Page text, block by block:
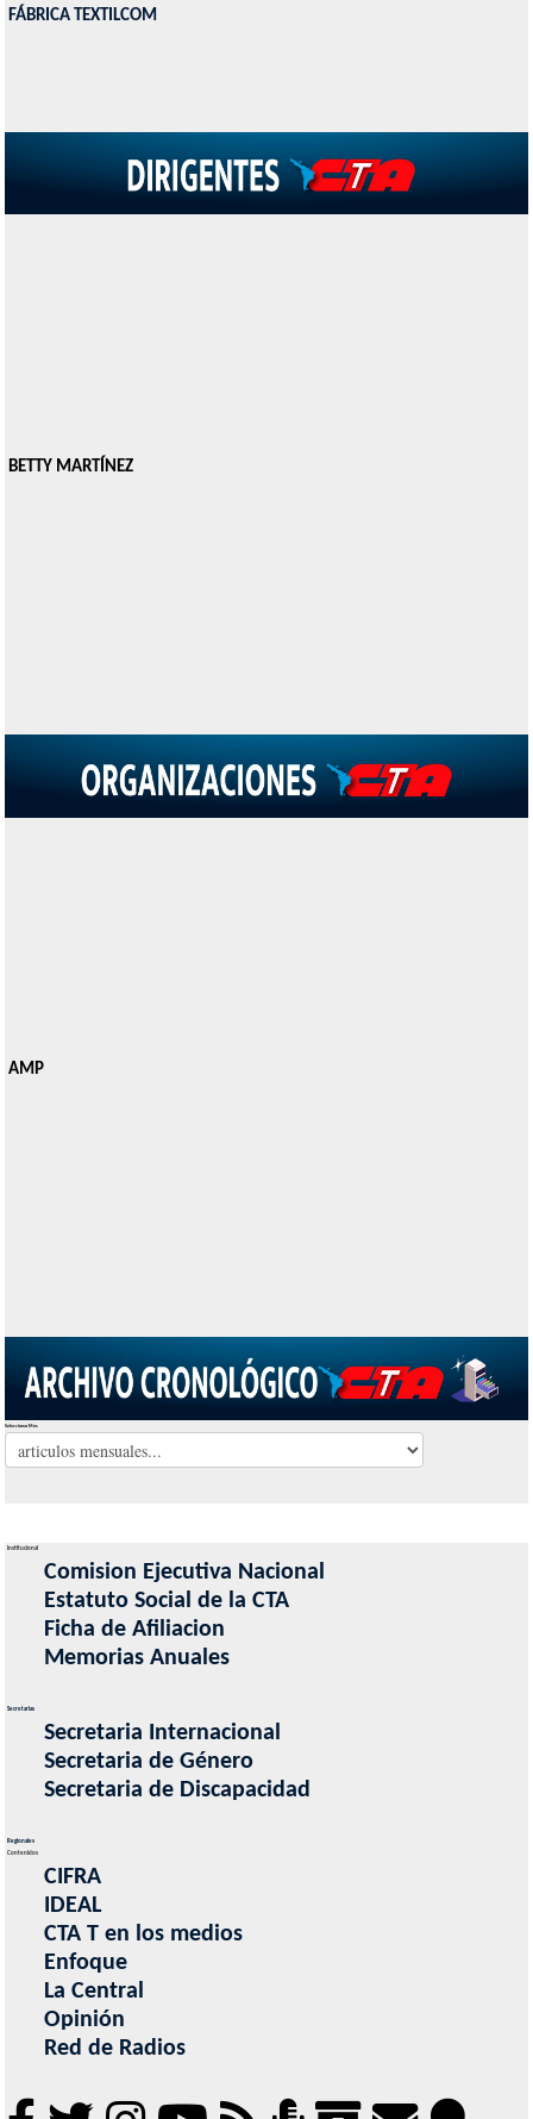
FÁBRICA TEXTILCOM
BETTY MARTÍNEZ
AMP
Seleccionar Mes
Institucional
Comision Ejecutiva Nacional
Estatuto Social de la CTA
Ficha de Afiliacion
Memorias Anuales
Secretarias
Secretaria Internacional
Secretaria de Género
Secretaria de Discapacidad
Regionales
Contenidos
CIFRA
IDEAL
CTA T en los medios
Enfoque
La Central
Opinión
Red de Radios